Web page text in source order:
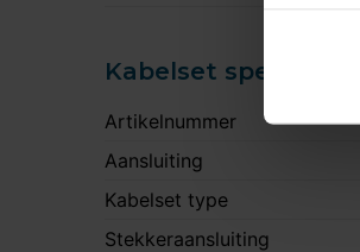
Kabelset specificatie
Artikelnummer
Aansluiting
Kabelset type
Stekkeraansluiting